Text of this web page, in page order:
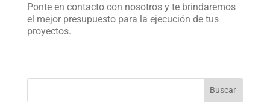
Ponte en contacto con nosotros y te brindaremos
el mejor presupuesto para la ejecución de tus
proyectos.